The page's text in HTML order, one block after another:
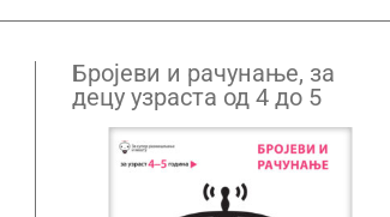
Бројеви и рачунање, за
децу узраста од 4 до 5
година